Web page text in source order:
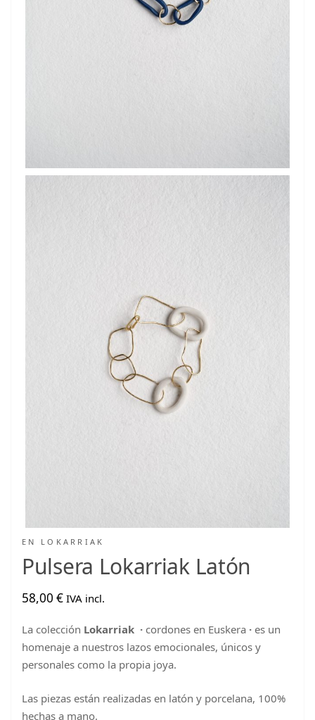
EN LOKARRIAK
Pulsera Lokarriak Latón
58,00 € IVA incl.
La colección Lokarriak · cordones en Euskera · es un
homenaje a nuestros lazos emocionales, únicos y
personales como la propia joya.
Las piezas están realizadas en latón y porcelana, 100%
hechas a mano.